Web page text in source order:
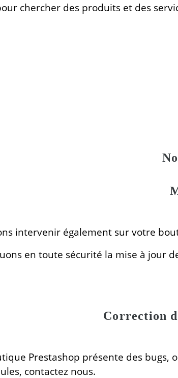
chercher des produits et des
intervenir également sur votre
en toute sécurité la mise à jour
Correction
Prestashop présente des bugs,
contactez nous.